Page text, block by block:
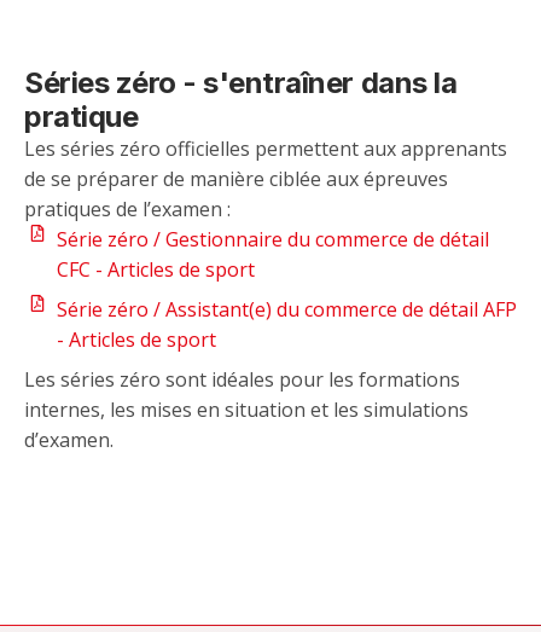
Séries zéro - s'entraîner dans la
pratique
Les séries zéro officielles permettent aux apprenants
de se préparer de manière ciblée aux épreuves
pratiques de l’examen :
Série zéro / Gestionnaire du commerce de détail
CFC - Articles de sport
Série zéro / Assistant(e) du commerce de détail AFP
- Articles de sport
Les séries zéro sont idéales pour les formations
internes, les mises en situation et les simulations
d’examen.